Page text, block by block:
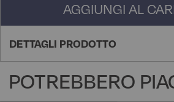
AGGIUNGI AL
DETTAGLI PRODOTTO
POTREBBERO